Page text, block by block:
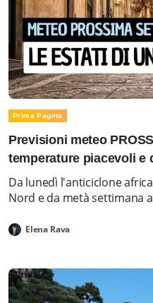
Prima Pagina
Previsioni meteo
temperature piacevoli e
Da lunedì l'anticiclone
Nord e da metà settimana
Elena Rava